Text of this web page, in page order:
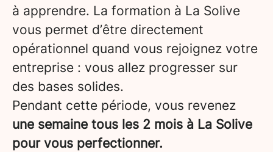
à apprendre. La formation à La Solive
vous permet d’être directement
opérationnel quand vous rejoignez votre
entreprise : vous allez progresser sur
des bases solides.
Pendant cette période, vous revenez
une semaine tous les 2 mois à La Solive
pour vous perfectionner.